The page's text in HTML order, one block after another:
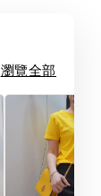
瀏覽全部